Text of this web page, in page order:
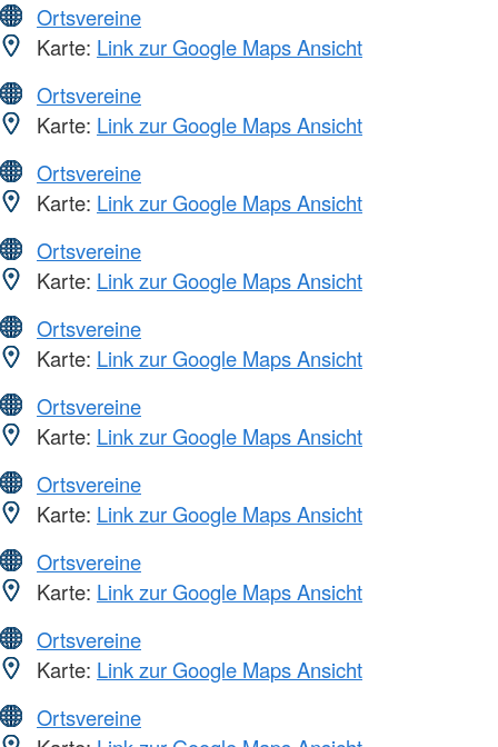
Ortsvereine
Karte: Link zur Google Maps Ansicht
Ortsvereine
Karte: Link zur Google Maps Ansicht
Ortsvereine
Karte: Link zur Google Maps Ansicht
Ortsvereine
Karte: Link zur Google Maps Ansicht
Ortsvereine
Karte: Link zur Google Maps Ansicht
Ortsvereine
Karte: Link zur Google Maps Ansicht
Ortsvereine
Karte: Link zur Google Maps Ansicht
Ortsvereine
Karte: Link zur Google Maps Ansicht
Ortsvereine
Karte: Link zur Google Maps Ansicht
Ortsvereine